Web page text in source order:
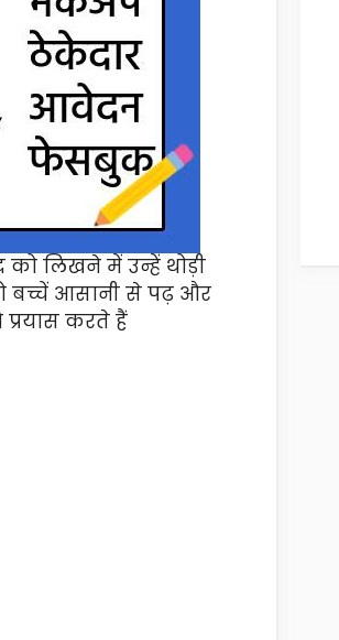
को लिखने में उन्हें थोड़ी
बच्चें आसानी से पढ़ और
करते हैं